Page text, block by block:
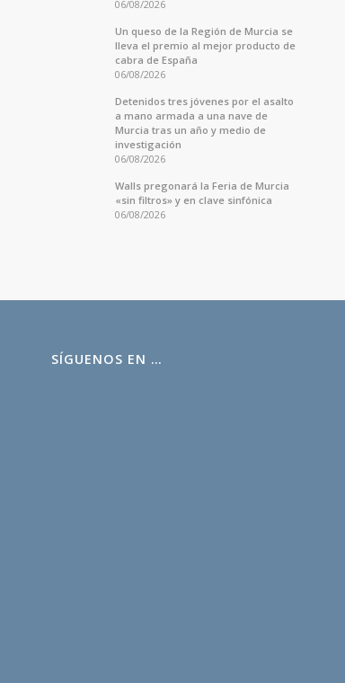
06/08/2026
Un queso de la Región de Murcia se
lleva el premio al mejor producto de
cabra de España
06/08/2026
Detenidos tres jóvenes por el asalto
a mano armada a una nave de
Murcia tras un año y medio de
investigación
06/08/2026
Walls pregonará la Feria de Murcia
«sin filtros» y en clave sinfónica
06/08/2026
SÍGUENOS EN …